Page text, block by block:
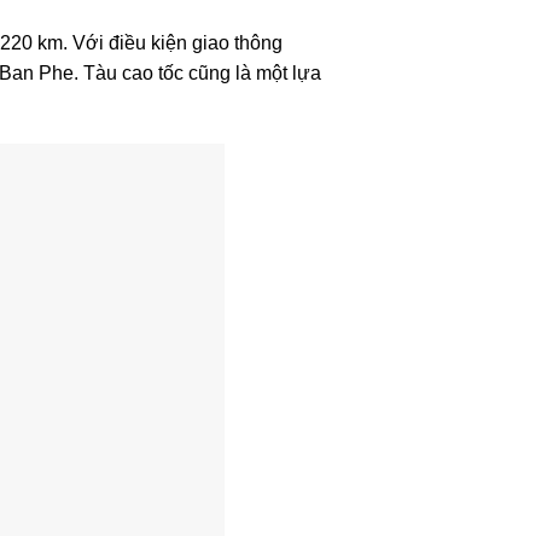
km. Với điều kiện giao thông
Phe. Tàu cao tốc cũng là một lựa